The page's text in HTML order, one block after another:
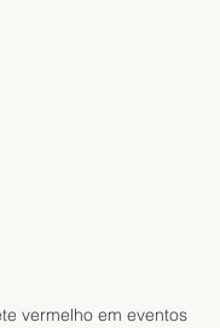
vermelho em eventos